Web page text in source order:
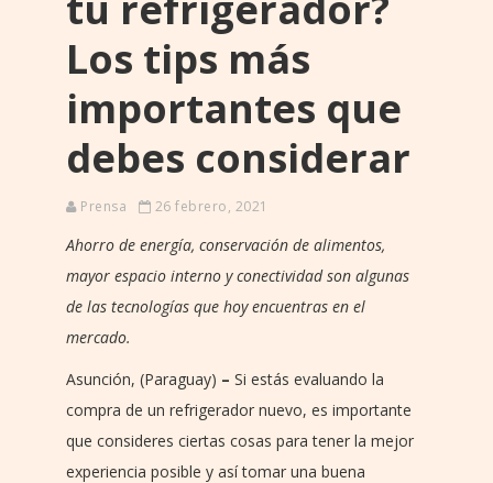
Los tips más
importantes que
debes considerar
Prensa 26 febrero, 2021
Ahorro de energía, conservación de alimentos,
mayor espacio interno y conectividad son algunas
de las tecnologías que hoy encuentras en el
mercado.
Asunción, (Paraguay) – Si estás evaluando la
compra de un refrigerador nuevo, es importante
que consideres ciertas cosas para tener la mejor
experiencia posible y así tomar una buena